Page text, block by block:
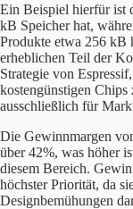
Ein Beispiel hierfür ist
kB Speicher hat,
Produkte etwa 256 kB
erheblichen Teil der
Strategie von
kostengünstigen Chips
ausschließlich für
Die Gewinnmargen
über 42%, was höher
diesem Bereich.
höchster Priorität, da
Designbemühungen